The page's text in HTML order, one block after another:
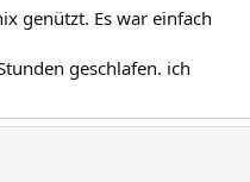
genützt. Es war einfach
geschlafen. ich